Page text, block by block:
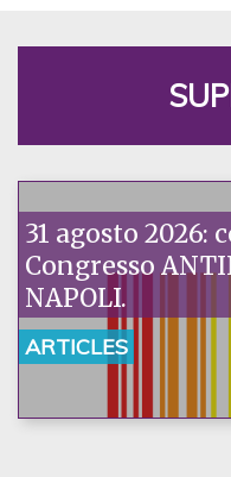
31 agosto 2026:
Congresso
NAPOLI.
ARTICLES